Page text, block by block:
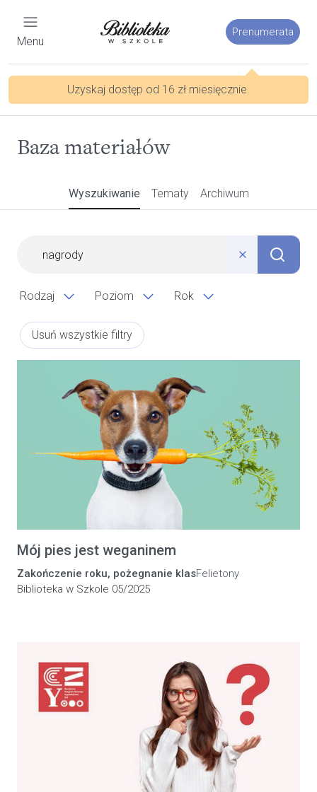
Menu
Prenumerata
Uzyskaj dostęp od 16 zł miesięcznie.
Baza materiałów
Wyszukiwanie Tematy Archiwum
Rodzaj Poziom Rok
Usuń wszystkie filtry
Mój pies jest weganinem
Zakończenie roku, pożegnanie klasFelietony
Biblioteka w Szkole 05/2025